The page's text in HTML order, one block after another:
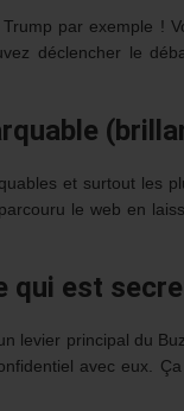
par exemple !
déclencher le
et surtout les
le web en
qui est
levier principal du
avec eux.